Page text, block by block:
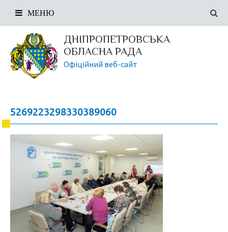
ДНІПРОПЕТРОВСЬКА
ОБЛАСНА РАДА
Офіційний веб-сайт
МЕНЮ
5269223298330389060